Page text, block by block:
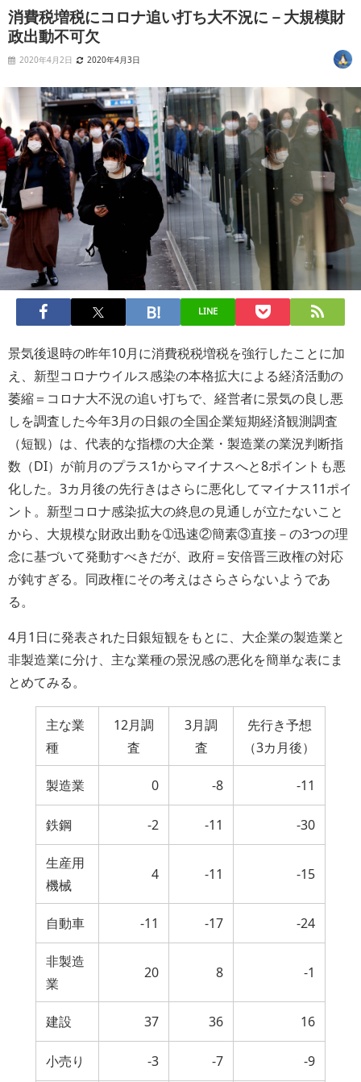
消費税増税にコロナ追い打ち大不況に－大規模財
政出動不可欠
2020年4月2日 2020年4月3日
LINE
景気後退時の昨年10月に消費税税増税を強行したことに加
え、新型コロナウイルス感染の本格拡大による経済活動の
萎縮＝コロナ大不況の追い打ちで、経営者に景気の良し悪
しを調査した今年3月の日銀の全国企業短期経済観測調査
（短観）は、代表的な指標の大企業・製造業の業況判断指
数（DI）が前月のプラス1からマイナスへと8ポイントも悪
化した。3カ月後の先行きはさらに悪化してマイナス11ポイ
ント。新型コロナ感染拡大の終息の見通しが立たないこと
から、大規模な財政出動を➀迅速②簡素③直接－の3つの理
念に基づいて発動すべきだが、政府＝安倍晋三政権の対応
が鈍すぎる。同政権にその考えはさらさらないようであ
る。
4月1日に発表された日銀短観をもとに、大企業の製造業と
非製造業に分け、主な業種の景況感の悪化を簡単な表にま
とめてみる。
主な業
種
12月調
査
3月調
査
先行き予想
（3カ月後）
製造業 0 -8 -11
鉄鋼 -2 -11 -30
生産用
機械
4 -11 -15
自動車 -11 -17 -24
非製造
業
20 8 -1
建設 37 36 16
小売り -3 -7 -9